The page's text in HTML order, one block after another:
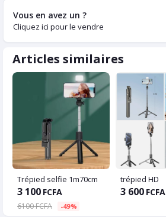
Vous en avez un ?
Cliquez ici pour le vendre
Articles similaires
Trépied selfie 1m70cm
3 100 FCFA
6100 FCFA -49%
trépied HD
3 600 FCFA